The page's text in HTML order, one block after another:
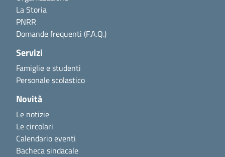
La Storia
PNRR
Domande frequenti (F.A.Q.)
Servizi
Famiglie e studenti
Personale scolastico
Novità
Le notizie
Le circolari
Calendario eventi
Bacheca sindacale